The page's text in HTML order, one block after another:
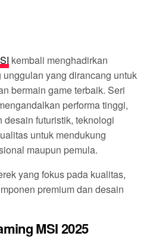
kembali menghadirkan
yang dirancang untuk
bermain game terbaik. Seri
performa tinggi,
futuristik, teknologi
untuk mendukung
maupun pemula.
yang fokus pada kualitas,
premium dan desain
MSI 2025